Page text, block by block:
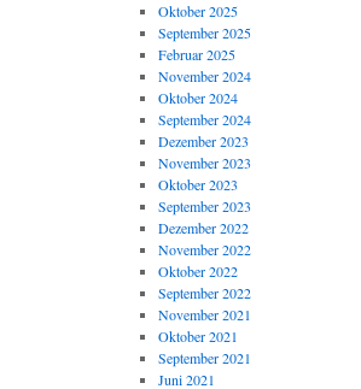
Oktober 2025
September 2025
Februar 2025
November 2024
Oktober 2024
September 2024
Dezember 2023
November 2023
Oktober 2023
September 2023
Dezember 2022
November 2022
Oktober 2022
September 2022
November 2021
Oktober 2021
September 2021
Juni 2021